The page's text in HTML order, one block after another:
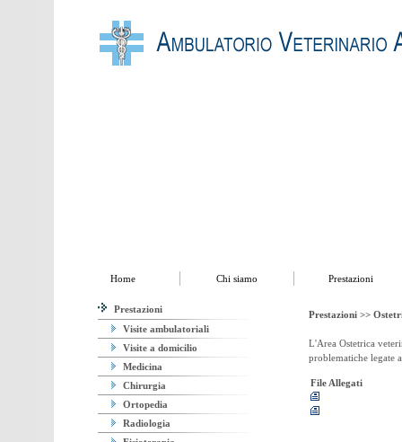
Chi siamo Prestazioni Utilities Contatti
Prestazioni
Visite ambulatoriali
Visite a domicilio
Medicina
Chirurgia
Ortopedia
Radiologia
Prestazioni >>
L'Area Ostetrica
problematiche legate
File Allegati
Home Chi siamo Prestazioni